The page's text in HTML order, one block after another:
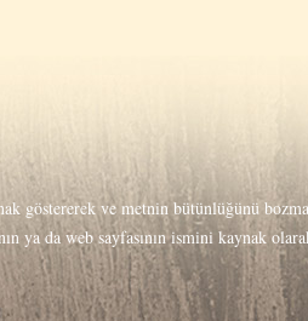
göstererek ve metnin bütünlüğünü
ya da web sayfasının ismini kaynak